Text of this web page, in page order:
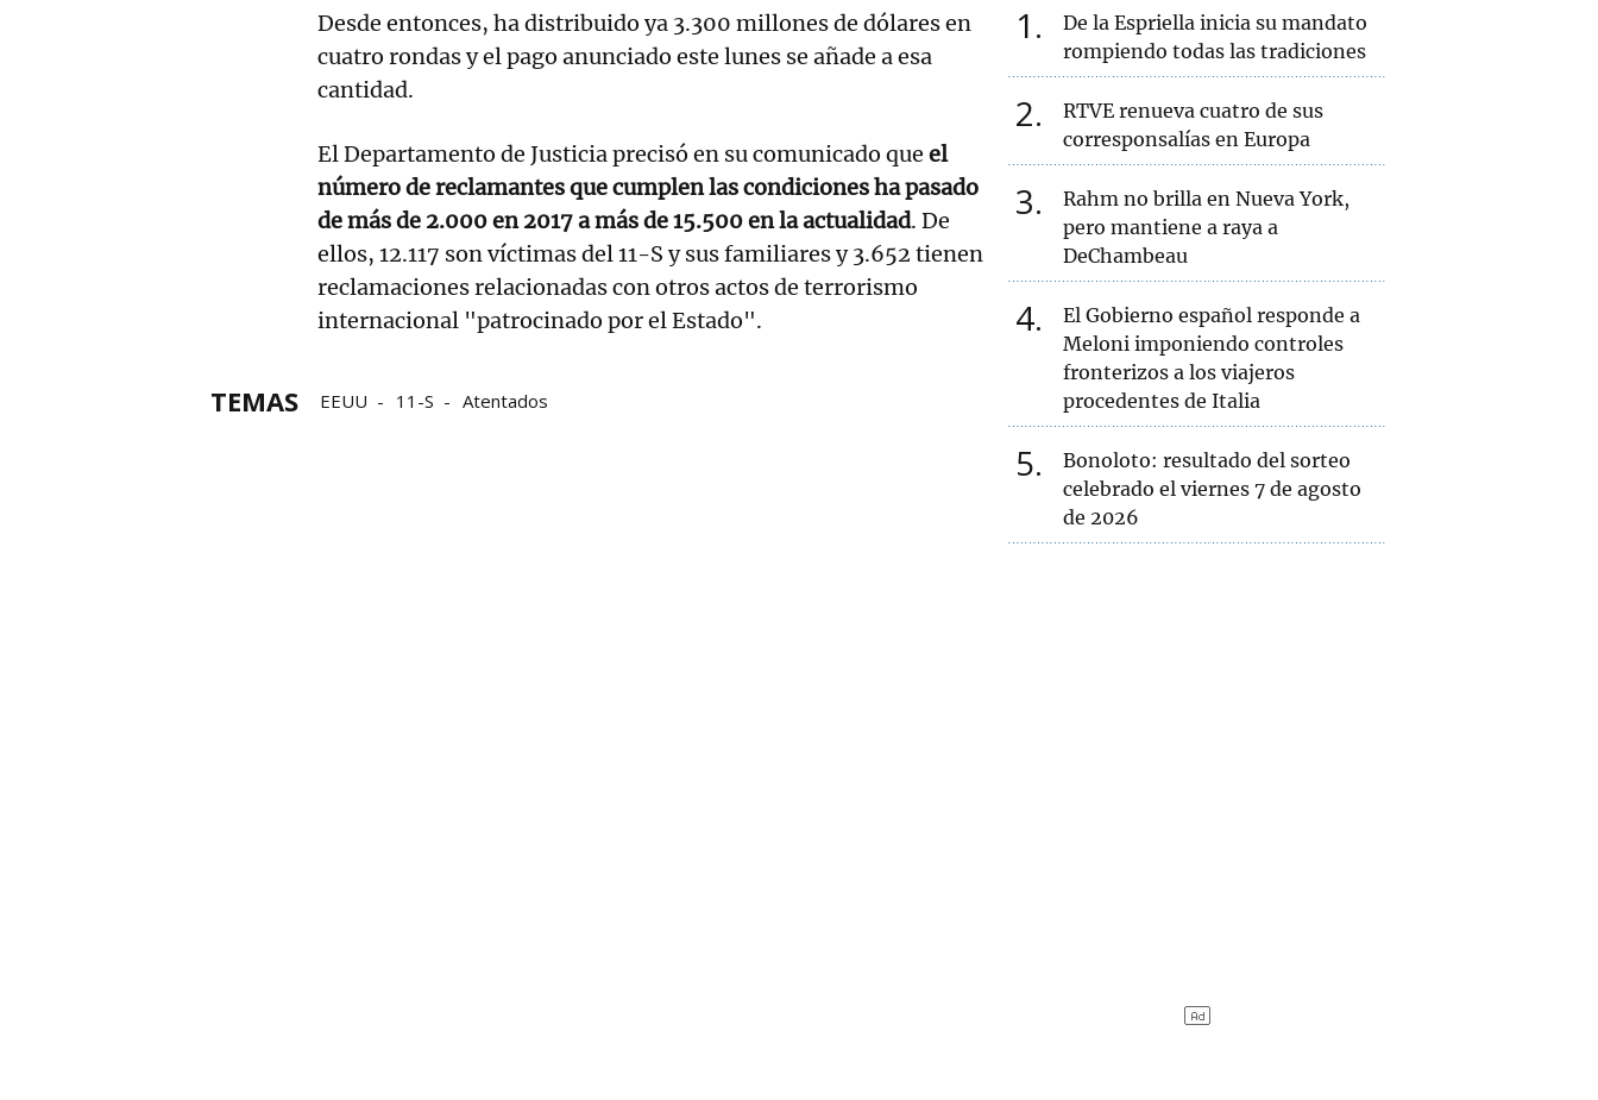
Desde entonces, ha distribuido ya 3.300 millones de dólares en
cuatro rondas y el pago anunciado este lunes se añade a esa
cantidad.
El Departamento de Justicia precisó en su comunicado que el
número de reclamantes que cumplen las condiciones ha pasado
de más de 2.000 en 2017 a más de 15.500 en la actualidad. De
ellos, 12.117 son víctimas del 11-S y sus familiares y 3.652 tienen
reclamaciones relacionadas con otros actos de terrorismo
internacional "patrocinado por el Estado".
TEMAS EEUU 11-S Atentados
1
De la Espriella inicia su mandato
rompiendo todas las tradiciones
2
RTVE renueva cuatro de sus
corresponsalías en Europa
3
Rahm no brilla en Nueva York,
pero mantiene a raya a
DeChambeau
4
El Gobierno español responde a
Meloni imponiendo controles
fronterizos a los viajeros
procedentes de Italia
5
Bonoloto: resultado del sorteo
celebrado el viernes 7 de agosto
de 2026